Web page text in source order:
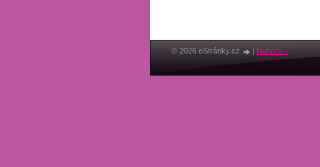
© 2026 eStránky.cz | Nahoru ↑